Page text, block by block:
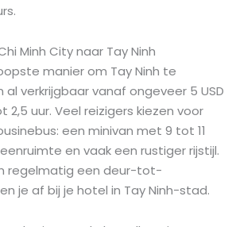
Minh City naar Tay Ninh
manier om Tay Ninh te
al verkrijgbaar vanaf ongeveer 5 USD
2,5 uur. Veel reizigers kiezen voor
een minivan met 9 tot 11
en vaak een rustiger rijstijl.
regelmatig een deur-tot-
je af bij je hotel in Tay Ninh-stad.